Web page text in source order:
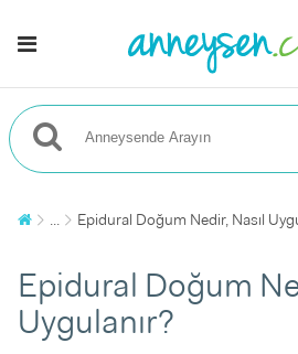
... Epidural Doğum Nedir, Nasıl
Epidural Doğum
Uygulanır?